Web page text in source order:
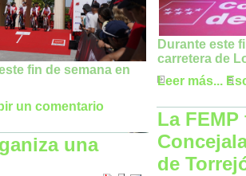
fin de semana en
un comentario
una
Durante este
carretera de
Leer más...
La
de